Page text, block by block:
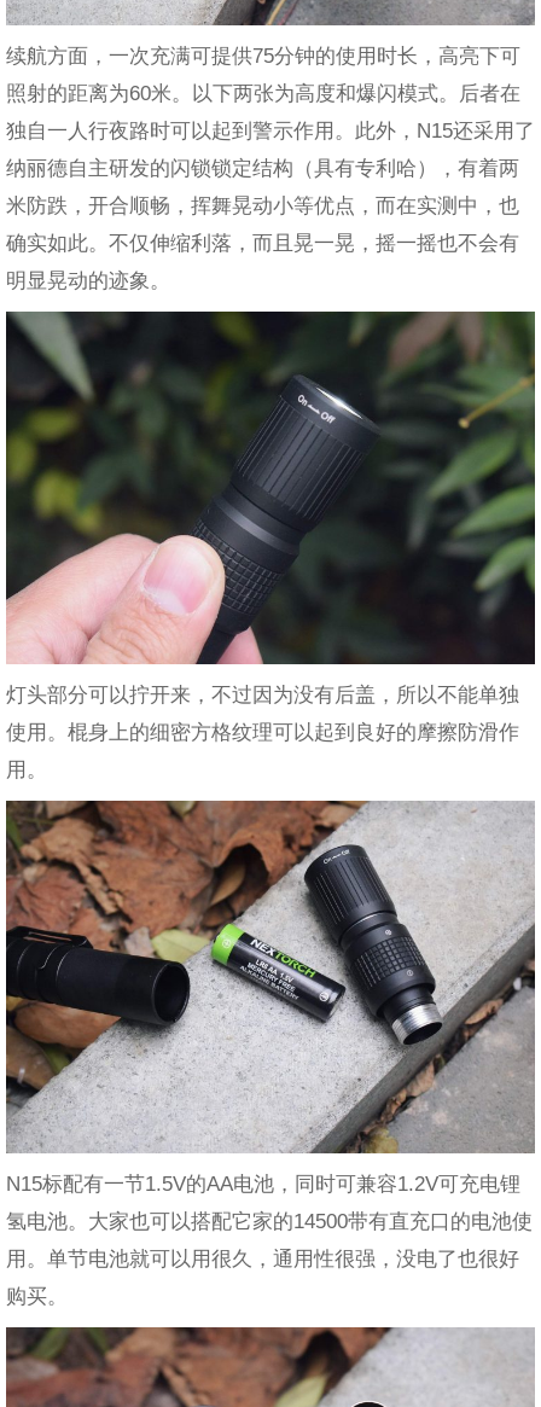
续航方面，一次充满可提供75分钟的使用时长，高亮下可
照射的距离为60米。以下两张为高度和爆闪模式。后者在
独自一人行夜路时可以起到警示作用。此外，N15还采用了
纳丽德自主研发的闪锁锁定结构（具有专利哈），有着两
米防跌，开合顺畅，挥舞晃动小等优点，而在实测中，也
确实如此。不仅伸缩利落，而且晃一晃，摇一摇也不会有
明显晃动的迹象。
灯头部分可以拧开来，不过因为没有后盖，所以不能单独
使用。棍身上的细密方格纹理可以起到良好的摩擦防滑作
用。
N15标配有一节1.5V的AA电池，同时可兼容1.2V可充电锂
氢电池。大家也可以搭配它家的14500带有直充口的电池使
用。单节电池就可以用很久，通用性很强，没电了也很好
购买。